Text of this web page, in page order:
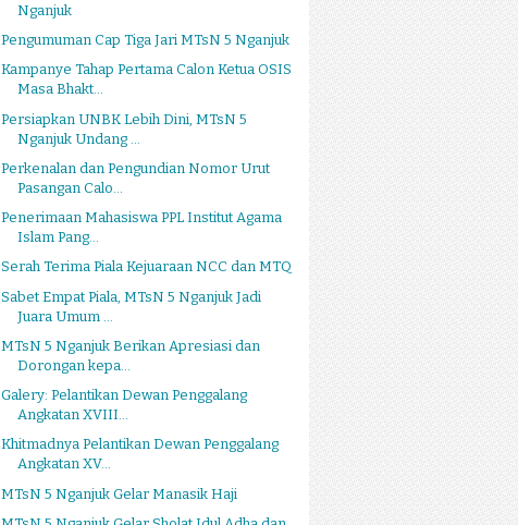
Nganjuk
Pengumuman Cap Tiga Jari MTsN 5 Nganjuk
Kampanye Tahap Pertama Calon Ketua OSIS
Masa Bhakt...
Persiapkan UNBK Lebih Dini, MTsN 5
Nganjuk Undang ...
Perkenalan dan Pengundian Nomor Urut
Pasangan Calo...
Penerimaan Mahasiswa PPL Institut Agama
Islam Pang...
Serah Terima Piala Kejuaraan NCC dan MTQ
Sabet Empat Piala, MTsN 5 Nganjuk Jadi
Juara Umum ...
MTsN 5 Nganjuk Berikan Apresiasi dan
Dorongan kepa...
Galery: Pelantikan Dewan Penggalang
Angkatan XVIII...
Khitmadnya Pelantikan Dewan Penggalang
Angkatan XV...
MTsN 5 Nganjuk Gelar Manasik Haji